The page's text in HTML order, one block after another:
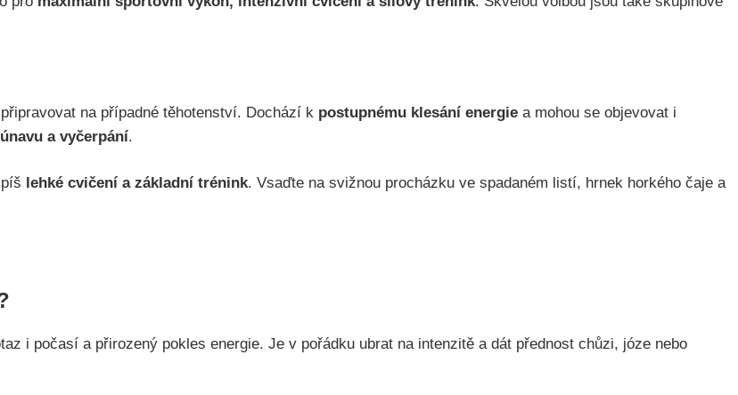
na případné těhotenství. Dochází k postupnému klesání energie a mohou se objevovat i
a vyčerpání.
lehké cvičení a základní trénink. Vsaďte na svižnou procházku ve spadaném listí, hrnek horkého čaje a
i počasí a přirozený pokles energie. Je v pořádku ubrat na intenzitě a dát přednost chůzi, józe nebo